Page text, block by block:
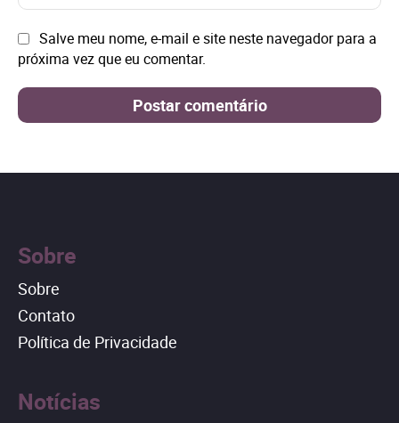
Site: Salve meu nome, e-mail e site neste navegador para a
próxima vez que eu comentar.
Sobre
Sobre
Contato
Política de Privacidade
Notícias